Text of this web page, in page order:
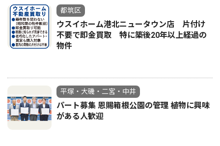
都筑区
ウスイホーム港北ニュータウン店 片付け
不要で即金買取 特に築後20年以上経過の
物件
平塚・大磯・二宮・中井
パート募集 恩賜箱根公園の管理 植物に興味
がある人歓迎